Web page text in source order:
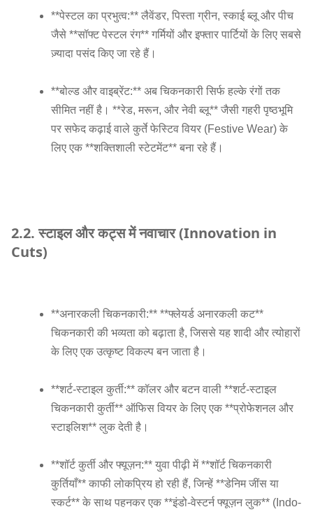
**पेस्टल का प्रभुत्व:** लैवेंडर, पिस्ता ग्रीन, स्काई ब्लू और पीच
जैसे **सॉफ्ट पेस्टल रंग** गर्मियों और इफ्तार पार्टियों के लिए सबसे
ज़्यादा पसंद किए जा रहे हैं।
**बोल्ड और वाइब्रेंट:** अब चिकनकारी सिर्फ हल्के रंगों तक
सीमित नहीं है। **रेड, मरून, और नेवी ब्लू** जैसी गहरी पृष्ठभूमि
पर सफेद कढ़ाई वाले कुर्ते फेस्टिव वियर (Festive Wear) के
लिए एक **शक्तिशाली स्टेटमेंट** बना रहे हैं।
2.2. स्टाइल और कट्स में नवाचार (Innovation in
Cuts)
**अनारकली चिकनकारी:** **फ्लेयर्ड अनारकली कट**
चिकनकारी की भव्यता को बढ़ाता है, जिससे यह शादी और त्योहारों
के लिए एक उत्कृष्ट विकल्प बन जाता है।
**शर्ट-स्टाइल कुर्ती:** कॉलर और बटन वाली **शर्ट-स्टाइल
चिकनकारी कुर्ती** ऑफिस वियर के लिए एक **प्रोफेशनल और
स्टाइलिश** लुक देती है।
**शॉर्ट कुर्ती और फ्यूज़न:** युवा पीढ़ी में **शॉर्ट चिकनकारी
कुर्तियाँ** काफी लोकप्रिय हो रही हैं, जिन्हें **डेनिम जींस या
स्कर्ट** के साथ पहनकर एक **इंडो-वेस्टर्न फ्यूज़न लुक** (Indo-